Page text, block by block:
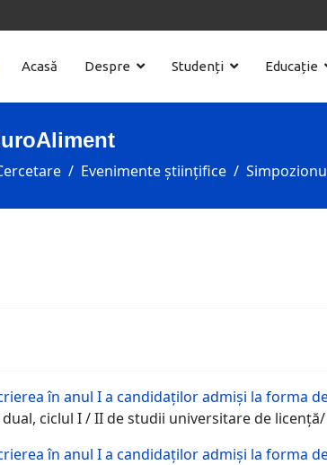
Acasă Despre Studenți Educație
Evenimente științifice
în anul I a candidaţilor admişi la forma
ciclul I / II de studii universitare de
în anul I a candidaţilor admişi la forma